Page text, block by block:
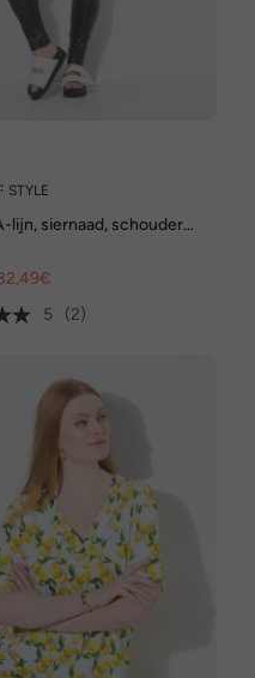
STYLE
lijn, siernaad, schouder
5
(2)